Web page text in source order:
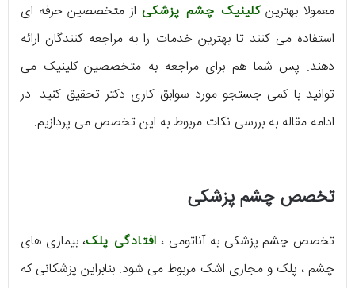
معمولا بهترینکلینیک چشم پزشکی از متخصصین حرفه ای
استفاده می کنند تا بهترین خدمات را به مراجعه کنندگان ارائه
دهند. پس شما هم برای مراجعه به متخصصین کلینیک می
توانید با کمی جستجو مورد سوابق کاری دکتر تحقیق کنید. در
ادامه مقاله به بررسی نکات مربوط به این تخصص می پردازیم.
تخصص چشم پزشکی
تخصص چشم پزشکی به آناتومی ، افتادگی پلک، بیماری های
چشم ، پلک و مجاری اشک مربوط می شود. بنابراین پزشکانی که